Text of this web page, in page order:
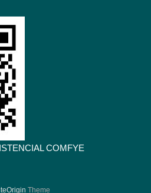
COMFYE
Theme